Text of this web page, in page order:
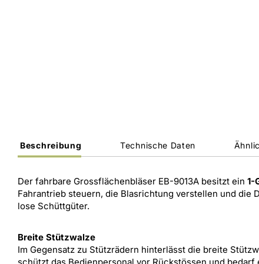
Beschreibung Technische Daten
Der fahrbare Grossflächenbläser EB-9013A besitzt ein 1-
Fahrantrieb steuern, die Blasrichtung verstellen und die
lose Schüttgüter.
Breite Stützwalze
Im Gegensatz zu Stützrädern hinterlässt die breite